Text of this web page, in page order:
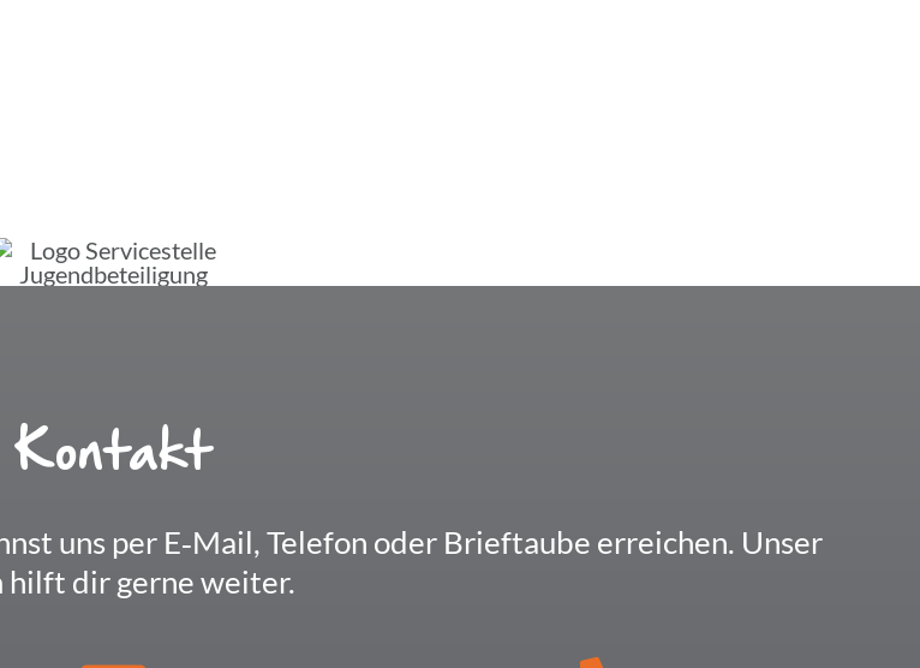
Kontakt
uns per E‑Mail, Telefon oder Brief­taube errei­chen. Unser
hilft dir gerne weiter.